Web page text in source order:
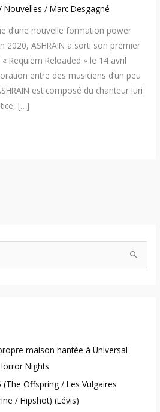
Nouvelles /Marc Desgagné
d’une nouvelle formation power
2020, ASHRAIN a sorti son premier
Requiem Reloaded » le 14 avril
entre des musiciens d’un peu
est composé du chanteur Iuri
[…]
maison hantée à Universal
Nights
(The Offspring / Les Vulgaires
/ Hipshot) (Lévis)